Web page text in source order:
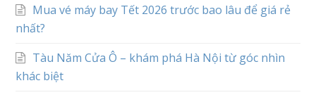
Mua vé máy bay Tết 2026 trước bao lâu để giá rẻ
nhất?
Tàu Năm Cửa Ô – khám phá Hà Nội từ góc nhìn
khác biệt